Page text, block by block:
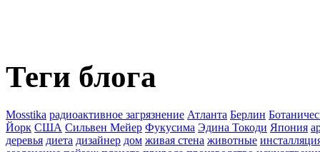
Теги блога
Mosstika pадиоактивное загрязнение Атланта Берлин
Йорк США Сильвен Мейер Фукусима Эдина Токоди Япония
деревья диета дизайнер дом живая стена животные